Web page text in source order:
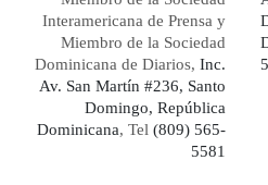
Interamericana de Prensa y
Miembro de la Sociedad
Dominicana de Diarios, Inc.
Av. San Martín #236, Santo
Domingo, República
Dominicana, Tel (809) 565-
5581